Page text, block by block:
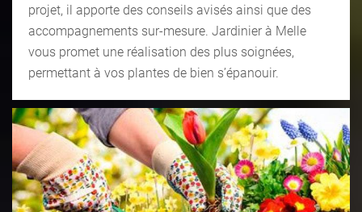
projet, il apporte des conseils avisés ainsi que des
accompagnements sur-mesure. Jardinier à Melle
vous promet une réalisation des plus soignées,
permettant à vos plantes de bien s’épanouir.